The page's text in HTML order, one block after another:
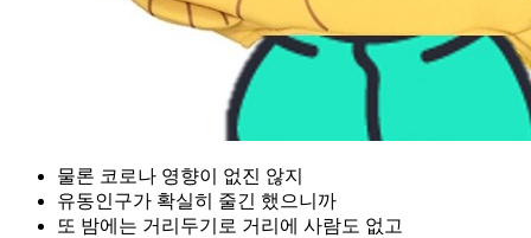
물론 코로나 영향이 없진 않지
유동인구가 확실히 줄긴 했으니까
또 밤에는 거리두기로 거리에 사람도 없고